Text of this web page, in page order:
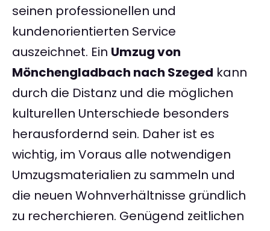
seinen professionellen und
kundenorientierten Service
auszeichnet. Ein Umzug von
Mönchengladbach nach Szeged kann
durch die Distanz und die möglichen
kulturellen Unterschiede besonders
herausfordernd sein. Daher ist es
wichtig, im Voraus alle notwendigen
Umzugsmaterialien zu sammeln und
die neuen Wohnverhältnisse gründlich
zu recherchieren. Genügend zeitlichen